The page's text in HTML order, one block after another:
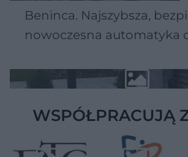
Beninca. Najszybsza,
nowoczesna automatyka
WSPÓŁPRACUJĄ